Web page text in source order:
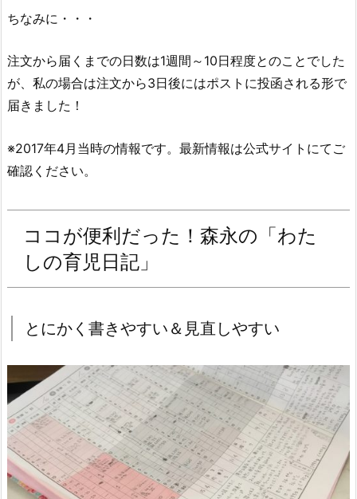
ちなみに・・・
注文から届くまでの日数は1週間～10日程度とのことでした
が、私の場合は注文から3日後にはポストに投函される形で
届きました！
※2017年4月当時の情報です。最新情報は公式サイトにてご
確認ください。
ココが便利だった！森永の「わた
しの育児日記」
とにかく書きやすい＆見直しやすい